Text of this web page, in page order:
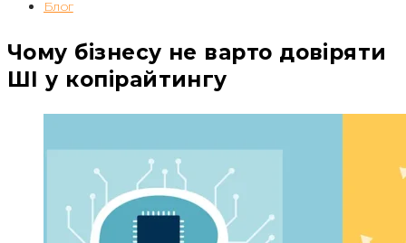
Блог
Чому бізнесу не варто довіряти
ШІ у копірайтингу